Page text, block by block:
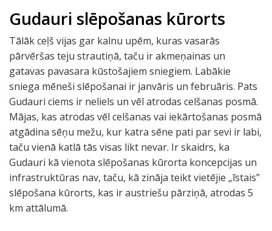
Gudauri slēpošanas kūrorts
Tālāk ceļš vijas gar kalnu upēm, kuras vasarās
pārvēršas teju strautiņā, taču ir akmeņainas un
gatavas pavasara kūstošajiem sniegiem. Labākie
sniega mēneši slēpošanai ir janvāris un februāris. Pats
Gudauri ciems ir neliels un vēl atrodas celšanas posmā.
Mājas, kas atrodas vēl celšanas vai iekārtošanas posmā
atgādina sēņu mežu, kur katra sēne pati par sevi ir labi,
taču vienā katlā tās visas likt nevar. Ir skaidrs, ka
Gudauri kā vienota slēpošanas kūrorta koncepcijas un
infrastruktūras nav, taču, kā zināja teikt vietējie „īstais”
slēpošana kūrorts, kas ir austriešu pārziņā, atrodas 5
km attālumā.